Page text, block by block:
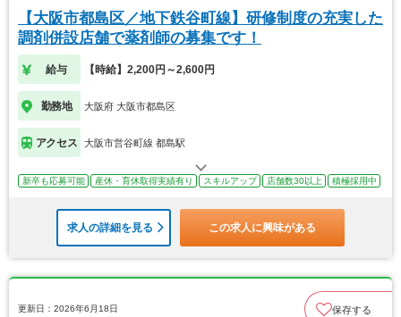
【大阪市都島区／地下鉄谷町線】研修制度の充実した
調剤併設店舗で薬剤師の募集です！
給与 【時給】2,200円～2,600円
勤務地 大阪府 大阪市都島区
アクセス 大阪市営谷町線 都島駅
新卒も応募可能 産休・育休取得実績有り スキルアップ 店舗数30以上 積極採用中
求人の詳細を見る この求人に興味がある
更新日：2026年6月18日 保存する